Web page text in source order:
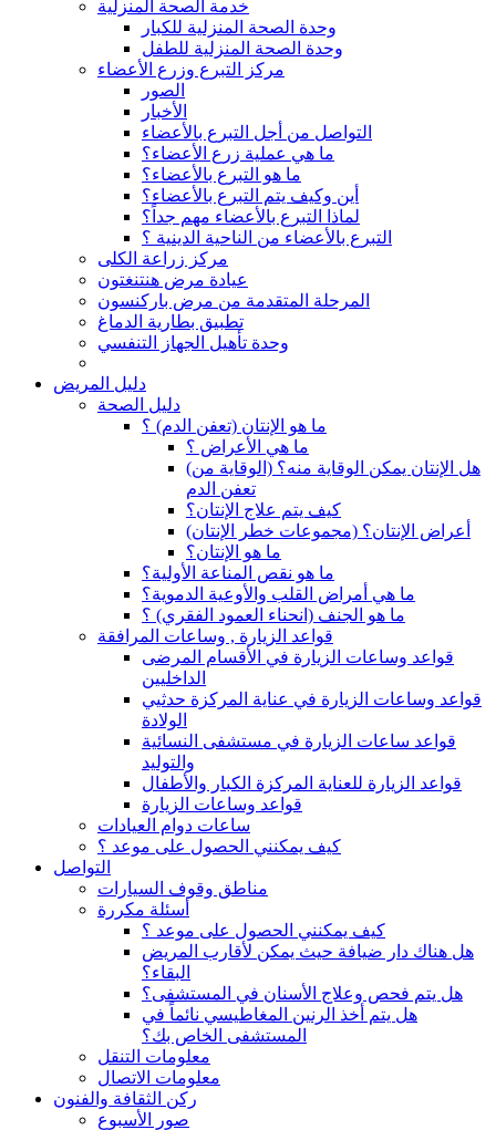
خدمة الصحة المنزلية
وحدة الصحة المنزلية للكبار
وحدة الصحة المنزلية للطفل
مركز التبرع وزرع الأعضاء
الصور
الأخبار
التواصل من أجل التبرع بالأعضاء
ما هي عملية زرع الأعضاء؟
ما هو التبرع بالأعضاء؟
أين وكيف يتم التبرع بالأعضاء؟
لماذا التبرع بالأعضاء مهم جداً؟
التبرع بالأعضاء من الناحية الدينية ؟
مركز زراعة الكلى
عيادة مرض هنتنغتون
المرحلة المتقدمة من مرض باركنسون
تطبيق بطارية الدماغ
وحدة تأهيل الجهاز التنفسي
دليل المريض
دليل الصحة
ما هو الإنتان (تعفن الدم) ؟
ما هي الأعراض ؟
(هل الإنتان يمكن الوقاية منه؟ (الوقاية من
تعفن الدم
كيف يتم علاج الإنتان؟
(أعراض الإنتان؟ (مجموعات خطر الإنتان
ما هو الإنتان؟
ما هو نقص المناعة الأولية؟
ما هي أمراض القلب والأوعية الدموية؟
ما هو الجنف (انحناء العمود الفقري) ؟
قواعد الزيارة , وساعات المرافقة
قواعد وساعات الزيارة في الأقسام المرضى
الداخليين
قواعد وساعات الزيارة في عناية المركزة حدثيي
الولادة
قواعد ساعات الزيارة في مستشفى النسائية
والتوليد
قواعد الزيارة للعناية المركزة الكبار والأطفال
قواعد وساعات الزيارة
ساعات دوام العيادات
كيف يمكنني الحصول على موعد ؟
التواصل
مناطق وقوف السيارات
أسئلة مكررة
كيف يمكنني الحصول على موعد ؟
هل هناك دار ضيافة حيث يمكن لأقارب المريض
البقاء؟
هل يتم فحص وعلاج الأسنان في المستشفى؟
هل يتم أخذ الرنين المغاطيسي نائماً في
المستشفى الخاص بك؟
معلومات التنقل
معلومات الاتصال
ركن الثقافة والفنون
صور الأسبوع